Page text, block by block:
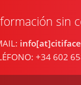
sin
+34 602